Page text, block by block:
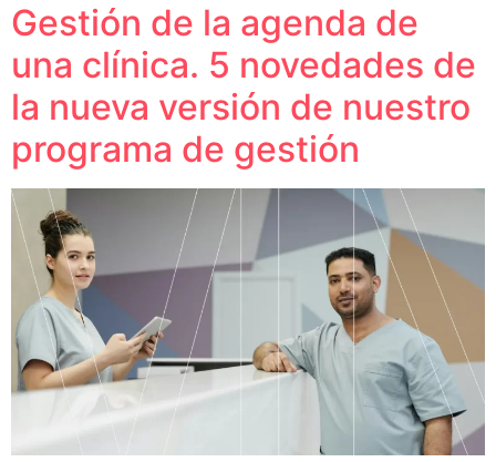
Gestión de la agenda de
una clínica. 5 novedades de
la nueva versión de nuestro
programa de gestión